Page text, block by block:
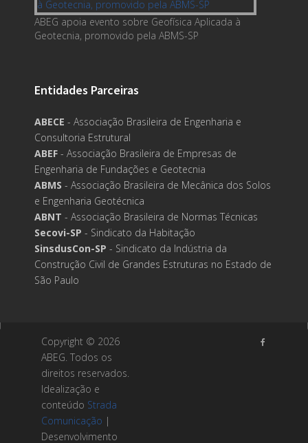
ABEG apoia evento sobre Geofísica Aplicada à
Geotecnia, promovido pela ABMS-SP
Entidades Parceiras
ABECE - Associação Brasileira de Engenharia e
Consultoria Estrutural
ABEF - Associação Brasileira de Empresas de
Engenharia de Fundações e Geotecnia
ABMS - Associação Brasileira de Mecânica dos Solos
e Engenharia Geotécnica
ABNT - Associação Brasileira de Normas Técnicas
Secovi-SP - Sindicato da Habitação
SinsdusCon-SP - Sindicato da Indústria da
Construção Civil de Grandes Estruturas no Estado de
São Paulo
Copyright © 2026
ABEG. Todos os
direitos reservados.
Idealização e
conteúdo Strada
Comunicação |
Desenvolvimento